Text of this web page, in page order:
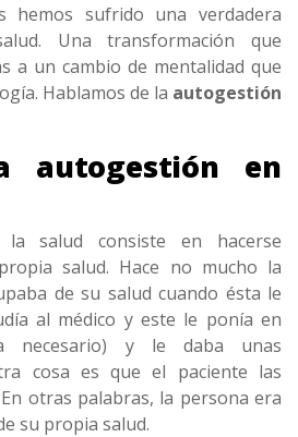
hemos sufrido una verdadera
Una transformación que
a un cambio de mentalidad que
Hablamos de la autogestión
autogestión en
salud consiste en hacerse
salud. Hace no mucho la
de su salud cuando ésta le
al médico y este le ponía en
necesario) y le daba unas
cosa es que el paciente las
otras palabras, la persona era
su propia salud.